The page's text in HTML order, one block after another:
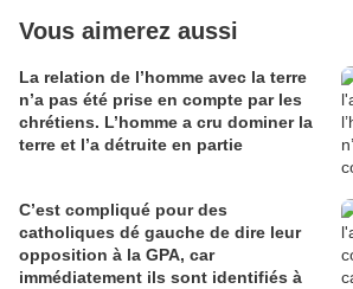
Vous aimerez aussi
La relation de l’homme avec la terre
n’a pas été prise en compte par les
chrétiens. L’homme a cru dominer la
terre et l’a détruite en partie
C’est compliqué pour des
catholiques dé gauche de dire leur
opposition à la GPA, car
immédiatement ils sont identifiés à